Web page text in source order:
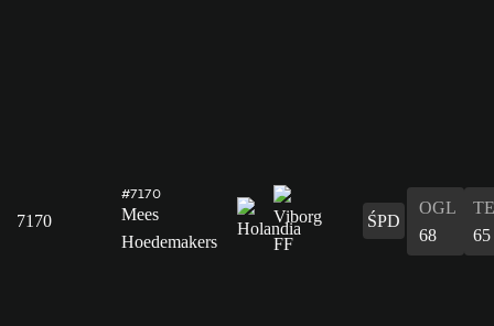
7170
#7170
Mees
Hoedemakers
ŚPD
OGL
68
65